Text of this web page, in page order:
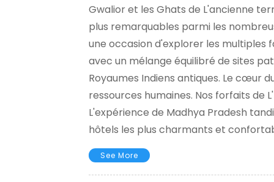
Gwalior et les Ghats de L'ancienne
plus remarquables parmi les
une occasion d'explorer les
avec un mélange équilibré de sites
Royaumes Indiens antiques. Le cœur
ressources humaines. Nos forfaits de
L'expérience de Madhya Pradesh
hôtels les plus charmants et
See More